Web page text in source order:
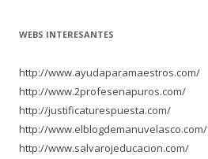
WEBS INTERESANTES
http://www.ayudaparamaestros.com/
http://www.2profesenapuros.com/
http://justificaturespuesta.com/
http://www.elblogdemanuvelasco.com/
http://www.salvarojeducacion.com/